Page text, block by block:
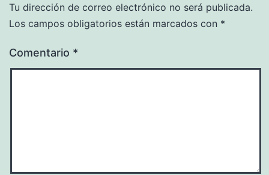
Tu dirección de correo electrónico no será publicada.
Los campos obligatorios están marcados con *
Comentario *